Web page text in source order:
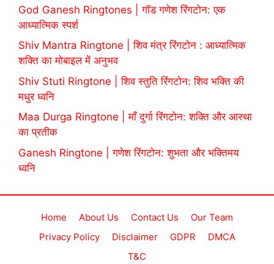
God Ganesh Ringtones | गॉड गणेश रिंगटोन: एक
आध्यात्मिक स्पर्श
Shiv Mantra Ringtone | शिव मंत्र रिंगटोन : आध्यात्मिक
शक्ति का मोबाइल में अनुभव
Shiv Stuti Ringtone | शिव स्तुति रिंगटोन: शिव भक्ति की
मधुर ध्वनि
Maa Durga Ringtone | माँ दुर्गा रिंगटोन: शक्ति और आस्था
का प्रतीक
Ganesh Ringtone | गणेश रिंगटोन: शुभता और भक्तिमय
ध्वनि
Home About Us Contact Us
Our Team
Privacy Policy
Disclaimer GDPR
DMCA
T&C